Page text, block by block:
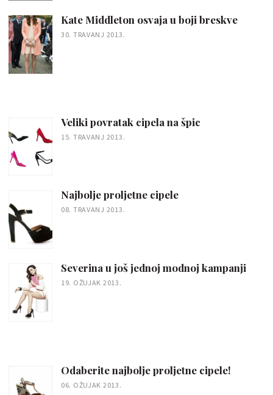
Kate Middleton osvaja u boji breskve
30. TRAVANJ 2013.
Veliki povratak cipela na špic
15. TRAVANJ 2013.
Najbolje proljetne cipele
08. TRAVANJ 2013.
Severina u još jednoj modnoj kampanji
19. OŽUJAK 2013.
Odaberite najbolje proljetne cipele!
06. OŽUJAK 2013.